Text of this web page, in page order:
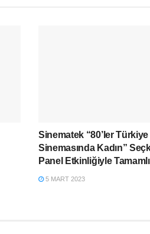
Sinematek “80’ler Türkiye
Sinemasında Kadın”
Panel Etkinliğiyle
5 MART 2023